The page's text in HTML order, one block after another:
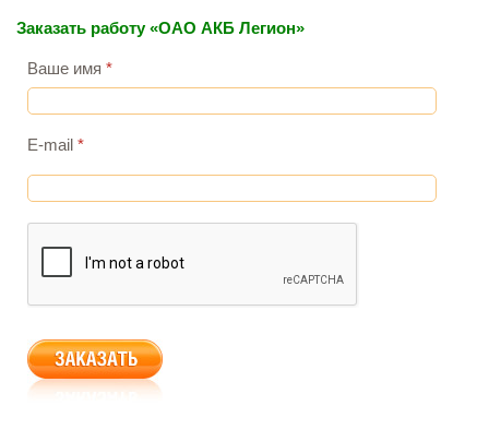
Заказать работу «ОАО АКБ Легион»
Ваше имя *
E-mail *